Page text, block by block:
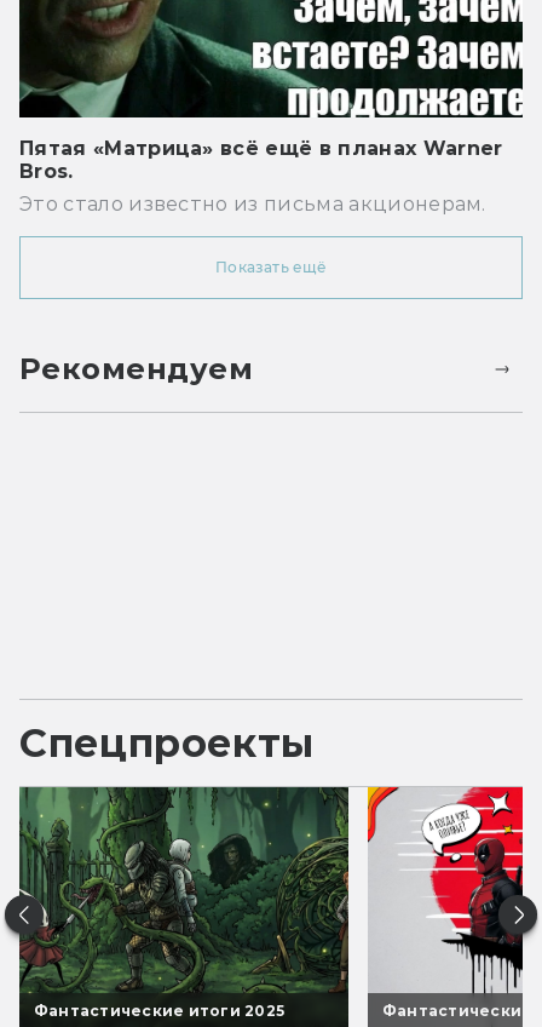
Пятая «Матрица» всё ещё в планах Warner
Bros.
Это стало известно из письма акционерам.
Показать ещё
Рекомендуем
Спецпроекты
Фантастические итоги 2025 Фантастические